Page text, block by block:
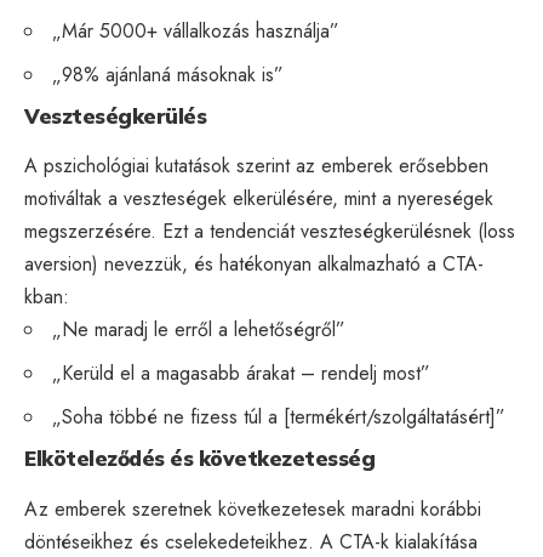
„Már 5000+ vállalkozás használja”
„98% ajánlaná másoknak is”
Veszteségkerülés
A pszichológiai kutatások szerint az emberek erősebben
motiváltak a veszteségek elkerülésére, mint a nyereségek
megszerzésére. Ezt a tendenciát veszteségkerülésnek (loss
aversion) nevezzük, és hatékonyan alkalmazható a CTA-
kban:
„Ne maradj le erről a lehetőségről”
„Kerüld el a magasabb árakat – rendelj most”
„Soha többé ne fizess túl a [termékért/szolgáltatásért]”
Elköteleződés és következetesség
Az emberek szeretnek következetesek maradni korábbi
döntéseikhez és cselekedeteikhez. A CTA-k kialakítása